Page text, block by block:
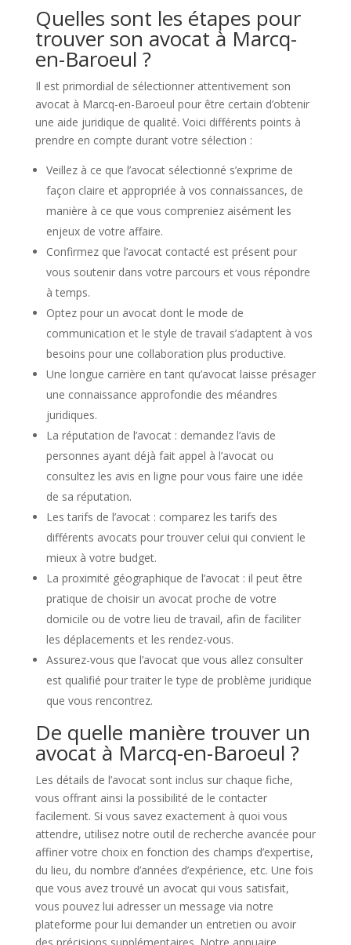
Quelles sont les étapes pour
trouver son avocat à Marcq-
en-Baroeul ?
Il est primordial de sélectionner attentivement son
avocat à Marcq-en-Baroeul pour être certain d’obtenir
une aide juridique de qualité. Voici différents points à
prendre en compte durant votre sélection :
Veillez à ce que l’avocat sélectionné s’exprime de
façon claire et appropriée à vos connaissances, de
manière à ce que vous compreniez aisément les
enjeux de votre affaire.
Confirmez que l’avocat contacté est présent pour
vous soutenir dans votre parcours et vous répondre
à temps.
Optez pour un avocat dont le mode de
communication et le style de travail s’adaptent à vos
besoins pour une collaboration plus productive.
Une longue carrière en tant qu’avocat laisse présager
une connaissance approfondie des méandres
juridiques.
La réputation de l’avocat : demandez l’avis de
personnes ayant déjà fait appel à l’avocat ou
consultez les avis en ligne pour vous faire une idée
de sa réputation.
Les tarifs de l’avocat : comparez les tarifs des
différents avocats pour trouver celui qui convient le
mieux à votre budget.
La proximité géographique de l’avocat : il peut être
pratique de choisir un avocat proche de votre
domicile ou de votre lieu de travail, afin de faciliter
les déplacements et les rendez-vous.
Assurez-vous que l’avocat que vous allez consulter
est qualifié pour traiter le type de problème juridique
que vous rencontrez.
De quelle manière trouver un
avocat à Marcq-en-Baroeul ?
Les détails de l’avocat sont inclus sur chaque fiche,
vous offrant ainsi la possibilité de le contacter
facilement. Si vous savez exactement à quoi vous
attendre, utilisez notre outil de recherche avancée pour
affiner votre choix en fonction des champs d’expertise,
du lieu, du nombre d’années d’expérience, etc. Une fois
que vous avez trouvé un avocat qui vous satisfait,
vous pouvez lui adresser un message via notre
plateforme pour lui demander un entretien ou avoir